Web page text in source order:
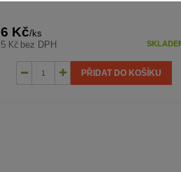
6 Kč/ks
5 Kč bez DPH
PŘIDAT DO KOŠÍKU